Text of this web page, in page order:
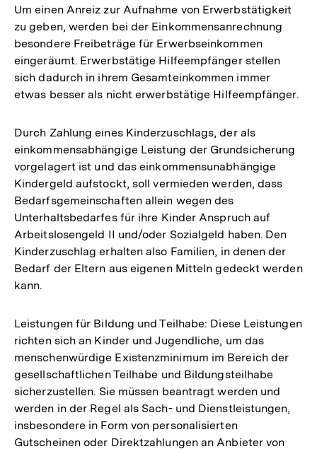
Um einen Anreiz zur Aufnahme von Erwerbstätigkeit
zu geben, werden bei der Einkommensanrechnung
besondere Freibeträge für Erwerbseinkommen
eingeräumt. Erwerbstätige Hilfeempfänger stellen
sich dadurch in ihrem Gesamteinkommen immer
etwas besser als nicht erwerbstätige Hilfeempfänger.
Durch Zahlung eines Kinderzuschlags, der als
einkommensabhängige Leistung der Grundsicherung
vorgelagert ist und das einkommensunabhängige
Kindergeld aufstockt, soll vermieden werden, dass
Bedarfsgemeinschaften allein wegen des
Unterhaltsbedarfes für ihre Kinder Anspruch auf
Arbeitslosengeld II und/oder Sozialgeld haben. Den
Kinderzuschlag erhalten also Familien, in denen der
Bedarf der Eltern aus eigenen Mitteln gedeckt werden
kann.
Leistungen für Bildung und Teilhabe: Diese Leistungen
richten sich an Kinder und Jugendliche, um das
menschenwürdige Existenzminimum im Bereich der
gesellschaftlichen Teilhabe und Bildungsteilhabe
sicherzustellen. Sie müssen beantragt werden und
werden in der Regel als Sach- und Dienstleistungen,
insbesondere in Form von personalisierten
Gutscheinen oder Direktzahlungen an Anbieter von